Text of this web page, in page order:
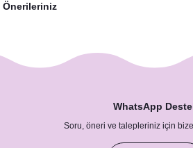
Safari Konsept Doğum Günü Hediyesi Bardak
Önerileriniz
WhatsApp
Soru, öneri ve talepleriniz için